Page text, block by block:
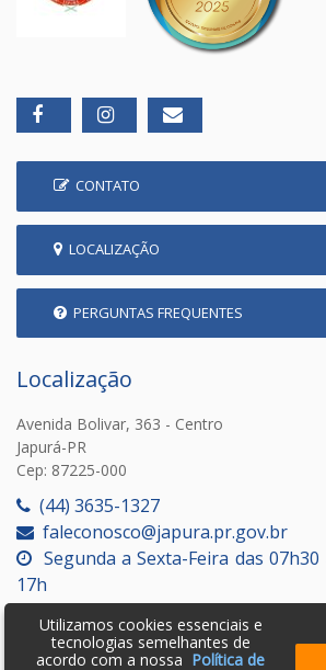
CONTATO
LOCALIZAÇÃO
PERGUNTAS FREQUENTES
Localização
Avenida Bolivar, 363 - Centro
Japurá-PR
Cep: 87225-000
(44) 3635-1327
faleconosco@japura.pr.gov.br
Segunda a Sexta-Feira das
17h
Utilizamos cookies essenciais e
tecnologias semelhantes de
acordo com a nossa Política de